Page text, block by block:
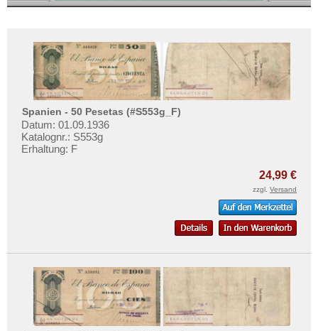
Mehr über...
Privatsphäre und Datenschutz
Widerrufsbelehrung
Liefer- und Versandkosten
AGB
Impressum
Spanien - 50 Pesetas (#S553g_F)
Datum: 01.09.1936
Katalognr.: S553g
Erhaltung: F
24,99 €
zzgl. Versand